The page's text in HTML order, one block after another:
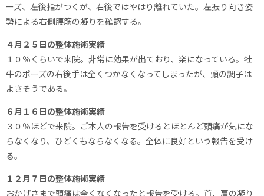
ーズ、左後指がつくが、右後ではやはり離れていた。左振り向き姿
勢による右側腰筋の凝りを確認する。
４月２５日の整体施術実績
１０％くらいで来院。非常に効果が出ており、楽になっている。牡
牛のポーズの右後手は全くつかなくなってしまったが、頭の調子は
よさそうである。
６月１６日の整体施術実績
３０％ほどで来院。ご本人の報告を受けるとほとんど頭痛が気にな
らなくなり、ひどくもならなくなる。全体に良好という報告を受け
る。
１２月７日の整体施術実績
おかげさまで頭痛は全くなくなったと報告を受ける。首、肩の凝り